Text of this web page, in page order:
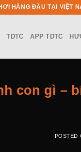
HÀNG ĐẦU TẠI VIỆT
TDTC APP TDTC
con gì –
POSTED